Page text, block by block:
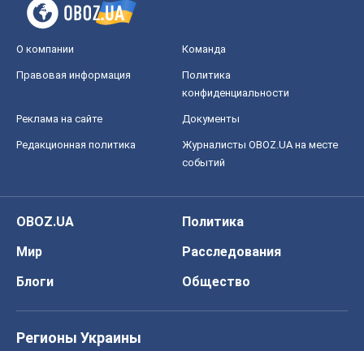
О компании Команда
Правовая информация
Политика
конфиденциальности
Реклама на сайте Документы
Редакционная политика
Журналисты OBOZ.UA на месте
событий
OBOZ.UA
Политика
Мир
Расследования
Блоги
Общество
Регионы Украины